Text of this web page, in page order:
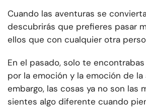
Cuando las aventuras se
descubrirás que prefieres pasar
ellos que con cualquier otra
En el pasado, solo te
por la emoción y la emoción de la
embargo, las cosas ya no son las
sientes algo diferente cuando